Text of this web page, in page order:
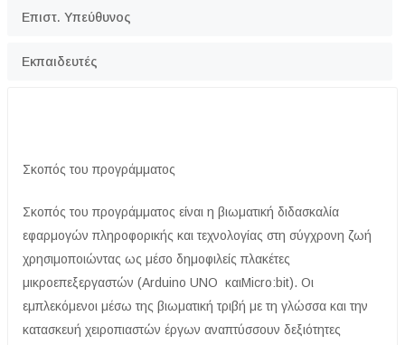
Επιστ. Υπεύθυνος
Εκπαιδευτές
Σκοπός του προγράμματος
Σκοπός του προγράμματος είναι η βιωματική διδασκαλία
εφαρμογών πληροφορικής και τεχνολογίας στη σύγχρονη ζωή
χρησιμοποιώντας ως μέσο δημοφιλείς πλακέτες
μικροεπεξεργαστών (Arduino UNO καιMicro:bit). Οι
εμπλεκόμενοι μέσω της βιωματική τριβή με τη γλώσσα και την
κατασκευή χειροπιαστών έργων αναπτύσσουν δεξιότητες